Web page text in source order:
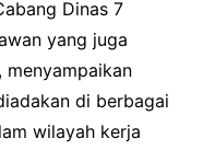
Dinas 7
yang juga
menyampaikan
di berbagai
wilayah kerja